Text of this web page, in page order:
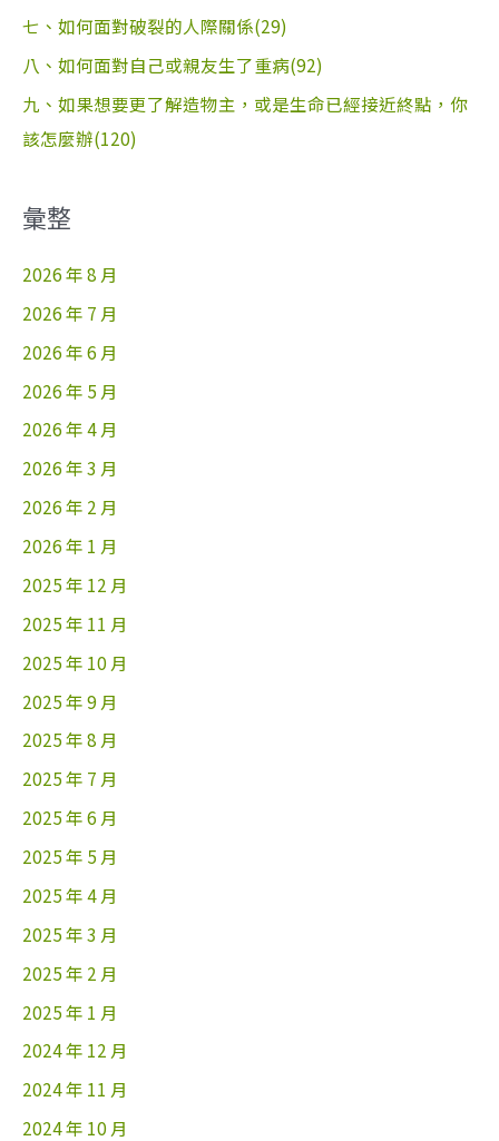
七、如何面對破裂的人際關係(29)
八、如何面對自己或親友生了重病(92)
九、如果想要更了解造物主，或是生命已經接近終點，你
該怎麼辦(120)
彙整
2026 年 8 月
2026 年 7 月
2026 年 6 月
2026 年 5 月
2026 年 4 月
2026 年 3 月
2026 年 2 月
2026 年 1 月
2025 年 12 月
2025 年 11 月
2025 年 10 月
2025 年 9 月
2025 年 8 月
2025 年 7 月
2025 年 6 月
2025 年 5 月
2025 年 4 月
2025 年 3 月
2025 年 2 月
2025 年 1 月
2024 年 12 月
2024 年 11 月
2024 年 10 月